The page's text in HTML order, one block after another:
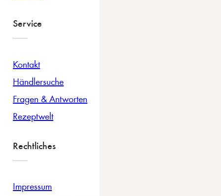
Service
Kontakt
Händlersuche
Fragen & Antworten
Rezeptwelt
Rechtliches
Impressum